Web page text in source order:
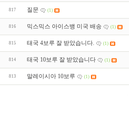
817 질문 (1)
816 믹스믹스 아이스뱅 미국 배송 (1)
815 태국 4보루 잘 받았습니다. (1)
814 태국 10보루 잘 받았습니다 (1)
813 말레이시아 10보루 (1)